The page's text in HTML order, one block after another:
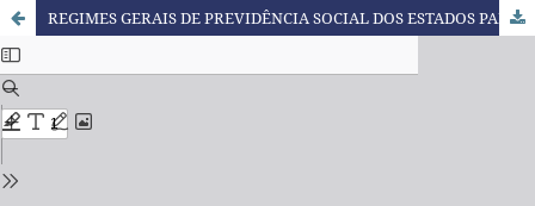
REGIMES GERAIS DE PREVIDÊNCIA SOCIAL DOS ESTADOS PARTES DO MERCOSUL: REFORMAS ESTRUTURAIS, PARAMÉTRICAS E COMPARAÇÕES ENTRE OS SISTEMAS